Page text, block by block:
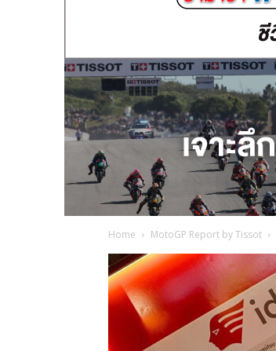
Home MotoGP Report by Tissot